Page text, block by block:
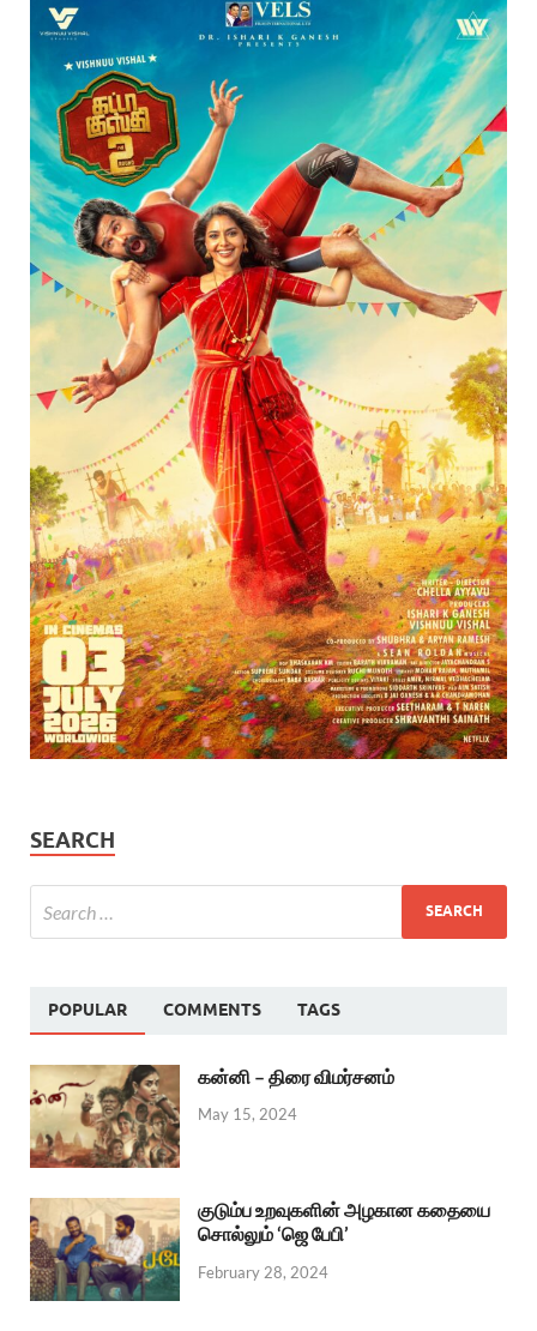
SEARCH
POPULAR COMMENTS TAGS
கன்னி – திரை விமர்சனம்
May 15, 2024
குடும்ப உறவுகளின் அழகான கதையை
சொல்லும் ‘ஜெ பேபி’
February 28, 2024